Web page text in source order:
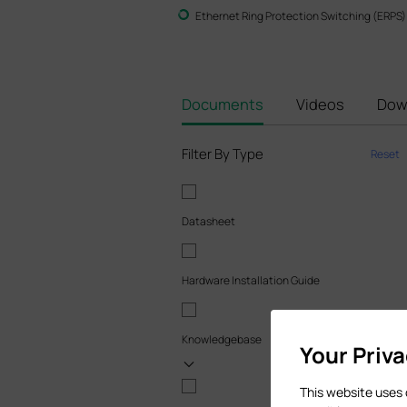
Ethernet Ring Protection Switching (ERPS)
Documents Videos
Filter By Type Reset
Datasheet
Hardware Installation Guide
Knowledgebase
Your
This website